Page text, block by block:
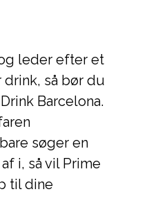
leder efter et
så bør du
Barcelona.
søger en
i, så vil Prime
til dine